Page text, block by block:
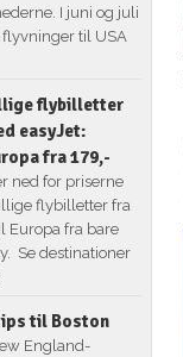
I juni og juli
til USA
flybilletter
easyJet:
fra 179,-
ned for priserne
flybilletter fra
Europa fra bare
Se destinationer
til Boston
England-